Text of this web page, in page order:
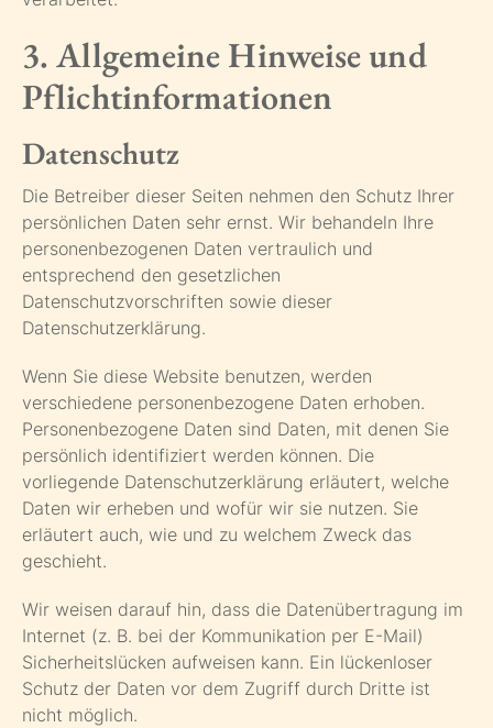
3. Allgemeine Hinweise und
Pflicht­informationen
Datenschutz
Die Betreiber dieser Seiten nehmen den Schutz Ihrer
persönlichen Daten sehr ernst. Wir behandeln Ihre
personenbezogenen Daten vertraulich und
entsprechend den gesetzlichen
Datenschutzvorschriften sowie dieser
Datenschutzerklärung.
Wenn Sie diese Website benutzen, werden
verschiedene personenbezogene Daten erhoben.
Personenbezogene Daten sind Daten, mit denen Sie
persönlich identifiziert werden können. Die
vorliegende Datenschutzerklärung erläutert, welche
Daten wir erheben und wofür wir sie nutzen. Sie
erläutert auch, wie und zu welchem Zweck das
geschieht.
Wir weisen darauf hin, dass die Datenübertragung im
Internet (z. B. bei der Kommunikation per E-Mail)
Sicherheitslücken aufweisen kann. Ein lückenloser
Schutz der Daten vor dem Zugriff durch Dritte ist
nicht möglich.